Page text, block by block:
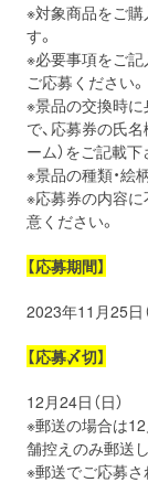
※対象商品をご購
す。
※必要事項をご記
ご応募ください。
※景品の交換時
で、応募券の氏
ーム）をご記載下
※景品の種類・絵
※応募券の内容に
意ください。
【応募期間】
2023年11月25日
【応募〆切】
12月24日（日）
※郵送の場合は12
舗控えのみ郵送
※郵送でご応募さ